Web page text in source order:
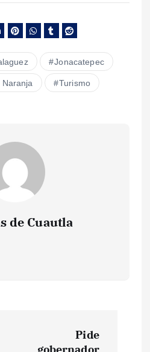
Jonacatepec
Turismo
de Cuautla
Pide
gobernador